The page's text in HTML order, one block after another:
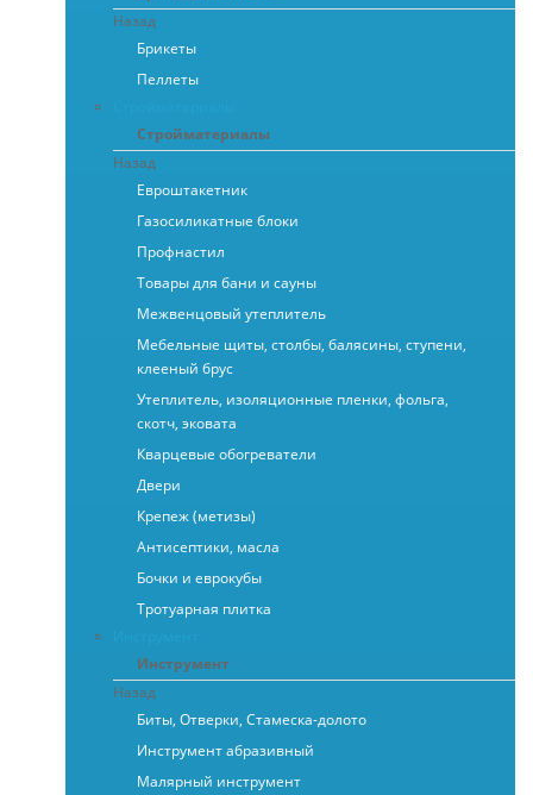
Назад
Брикеты
Пеллеты
Стройматериалы
Назад
Евроштакетник
Газосиликатные блоки
Профнастил
Товары для бани и сауны
Межвенцовый утеплитель
Мебельные щиты, столбы, балясины, ступени,
клееный брус
Утеплитель, изоляционные пленки, фольга,
скотч, эковата
Кварцевые обогреватели
Двери
Крепеж (метизы)
Антисептики, масла
Бочки и еврокубы
Тротуарная плитка
Инструмент
Назад
Биты, Отверки, Стамеска-долото
Инструмент абразивный
Малярный инструмент